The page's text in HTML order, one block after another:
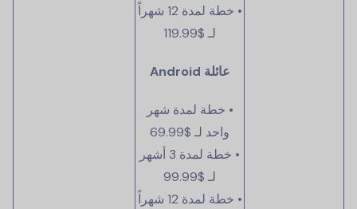
• خطة لمدة 12 شهراً
لـ $119.99
عائلة Android
• خطة لمدة شهر
واحد لـ $69.99
• خطة لمدة 3 أشهر
لـ $99.99
• خطة لمدة 12 شهراً